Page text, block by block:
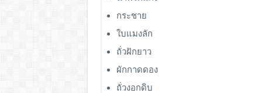
กระชาย
ใบแมงลัก
ถั่วฝักยาว
ผักกาดดอง
ถั่วงอกดิบ